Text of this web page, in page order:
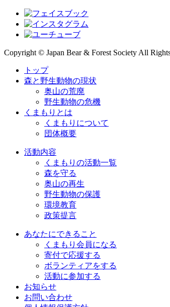
Copyright © Japan Bear & Forest Society All
トップ
森と野生動物の現状
奥山の荒廃
野生動物の危機
くまもりとは
くまもりについて
団体概要
活動内容
くまもりの活動一覧
森を守る
奥山の再生
野生動物の保護
環境教育
政策提言
あなたにできること
くまもり会員になる
寄付で応援する
ボランティアをする
活動に参加する
お知らせ
お問い合わせ